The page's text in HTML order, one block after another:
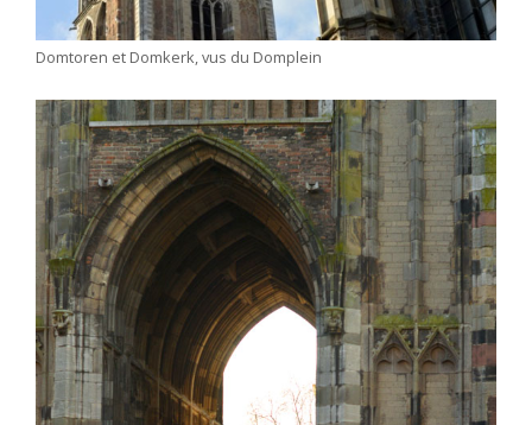
Domtoren et Domkerk, vus du Domplein